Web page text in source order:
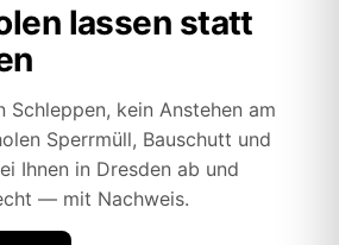
lassen statt
Schleppen, kein Anstehen am
Sperrmüll, Bauschutt und
Ihnen in Dresden ab und
— mit Nachweis.